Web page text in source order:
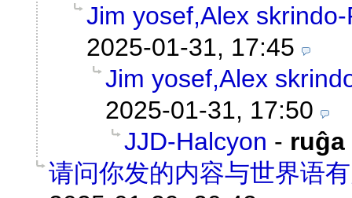
Jim yosef,Alex
2025-01-31, 17:45
Jim yosef,Alex
2025-01-31, 17:50
JJD-Halcyon -
请问你发的内容与世界语